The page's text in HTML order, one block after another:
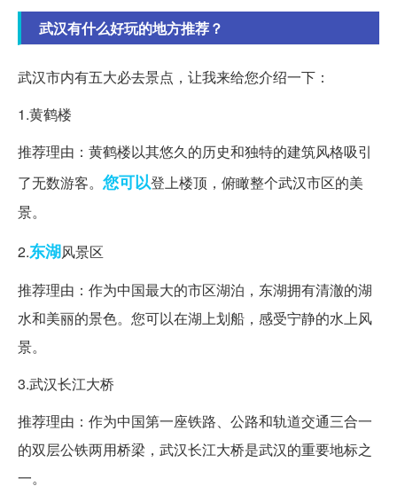
武汉有什么好玩的地方推荐？
武汉市内有五大必去景点，让我来给您介绍一下：
1.黄鹤楼
推荐理由：黄鹤楼以其悠久的历史和独特的建筑风格吸引
了无数游客。 您可以登上楼顶，俯瞰整个武汉市区的美
景。
2.东湖风景区
推荐理由：作为中国最大的市区湖泊，东湖拥有清澈的湖
水和美丽的景色。您可以在湖上划船，感受宁静的水上风
景。
3.武汉长江大桥
推荐理由：作为中国第一座铁路、公路和轨道交通三合一
的双层公铁两用桥梁，武汉长江大桥是武汉的重要地标之
一。